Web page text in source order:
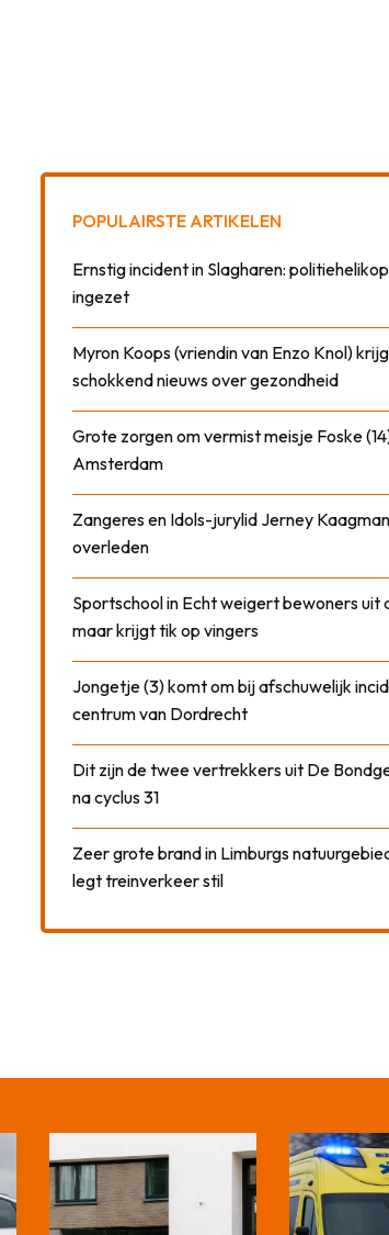
POPULAIRSTE ARTIKELEN
Ernstig incident in Slagharen:
ingezet
Myron Koops (vriendin van Enzo Knol)
schokkend nieuws over gezondheid
Grote zorgen om vermist meisje Foske
Amsterdam
Zangeres en Idols-jurylid Jerney
overleden
Sportschool in Echt weigert bewoners uit
maar krijgt tik op vingers
Jongetje (3) komt om bij afschuwelijk
centrum van Dordrecht
Dit zijn de twee vertrekkers uit De
na cyclus 31
Zeer grote brand in Limburgs
legt treinverkeer stil